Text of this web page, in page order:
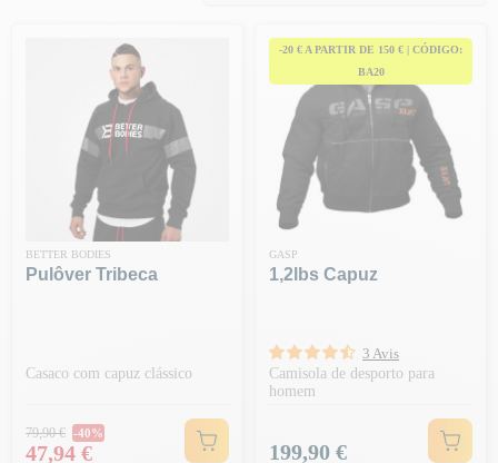
BETTER BODIES
Pulôver Tribeca
Casaco com capuz clássico
Preço normal
79,90 € -40%
Preço
47,94 €
-20 € A PARTIR DE 150 € | CÓDIGO:
BA20
GASP
1,2lbs Capuz
3 Avis
Camisola de desporto para
homem
Preço
199,90 €